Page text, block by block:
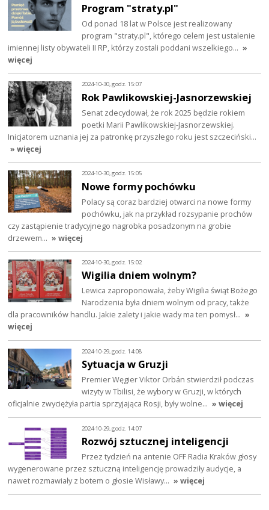
Program "straty.pl"
Od ponad 18 lat w Polsce jest realizowany
program "straty.pl", którego celem jest ustalenie
imiennej listy obywateli II RP, którzy zostali poddani wszelkiego… »
więcej
2024-10-30, godz. 15:07
Rok Pawlikowskiej-Jasnorzewskiej
Senat zdecydował, że rok 2025 będzie rokiem
poetki Marii Pawlikowskiej-Jasnorzewskiej.
Inicjatorem uznania jej za patronkę przyszłego roku jest szczeciński…
» więcej
2024-10-30, godz. 15:05
Nowe formy pochówku
Polacy są coraz bardziej otwarci na nowe formy
pochówku, jak na przykład rozsypanie prochów
czy zastąpienie tradycyjnego nagrobka posadzonym na grobie
drzewem… » więcej
2024-10-30, godz. 15:02
Wigilia dniem wolnym?
Lewica zaproponowała, żeby Wigilia świąt Bożego
Narodzenia była dniem wolnym od pracy, także
dla pracowników handlu. Jakie zalety i jakie wady ma ten pomysł… »
więcej
2024-10-29, godz. 14:08
Sytuacja w Gruzji
Premier Węgier Viktor Orbán stwierdził podczas
wizyty w Tbilisi, że wybory w Gruzji, w których
oficjalnie zwyciężyła partia sprzyjająca Rosji, były wolne… » więcej
2024-10-29, godz. 14:07
Rozwój sztucznej inteligencji
Przez tydzień na antenie OFF Radia Kraków głosy
wygenerowane przez sztuczną inteligencję prowadziły audycje, a
nawet rozmawiały z botem o głosie Wisławy… » więcej